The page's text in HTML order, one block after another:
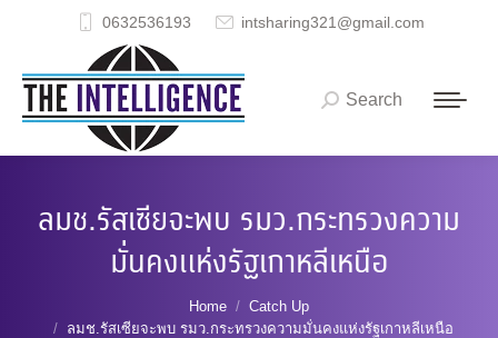
0632536193 intsharing321@gmail.com
Search:
Search
ลมช.รัสเซียจะพบ รมว.กระทรวงความ
มั่นคงแห่งรัฐเกาหลีเหนือ
Home
Catch Up
ลมช.รัสเซียจะพบ รมว.กระทรวงความมั่นคงแห่งรัฐเกาหลีเหนือ